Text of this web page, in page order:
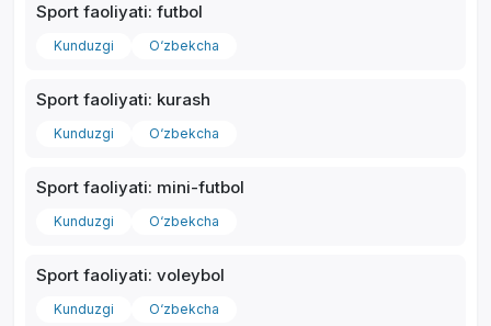
Sport faoliyati: futbol
Kunduzgi O‘zbekcha
Sport faoliyati: kurash
Kunduzgi O‘zbekcha
Sport faoliyati: mini-futbol
Kunduzgi O‘zbekcha
Sport faoliyati: voleybol
Kunduzgi O‘zbekcha